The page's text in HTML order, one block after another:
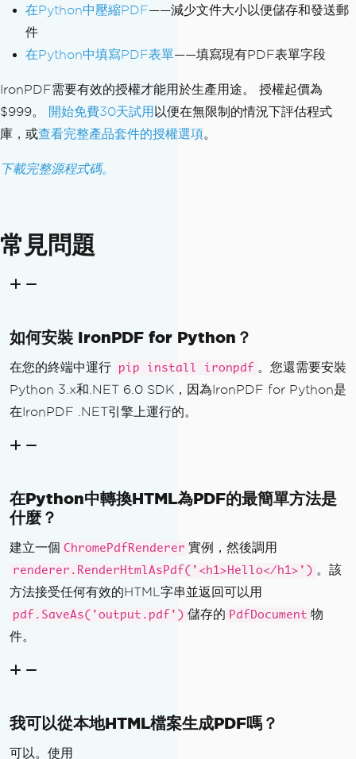
在Python中壓縮PDF——減少文件大小以便儲存和發送郵
件
在Python中填寫PDF表單——填寫現有PDF表單字段
IronPDF需要有效的授權才能用於生產用途。 授權起價為
$999。
開始免費30天試用 以便在無限制的情況下評估程式
庫，或查看完整產品套件的授權選項。
下載完整源程式碼。
常見問題
如何安裝 IronPDF for Python？
在您的終端中運行 pip install ironpdf 。您還需要安裝
Python 3.x和.NET 6.0 SDK，因為IronPDF for Python是
在IronPDF .NET引擎上運行的。
在Python中轉換HTML為PDF的最簡單方法是
什麼？
建立一個 ChromePdfRenderer 實例，然後調用
renderer.RenderHtmlAsPdf('<h1>Hello</h1>') 。該
方法接受任何有效的HTML字串並返回可以用
pdf.SaveAs('output.pdf') 儲存的 PdfDocument 物
件。
我可以從本地HTML檔案生成PDF嗎？
可以。使用